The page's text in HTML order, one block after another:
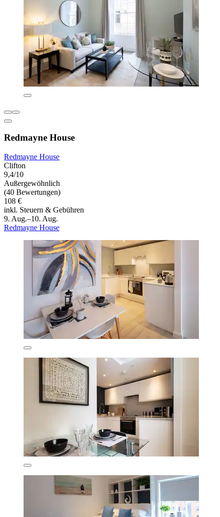
Redmayne House
Redmayne House
Clifton
9,4/10
Außergewöhnlich
(40 Bewertungen)
108 €
inkl. Steuern & Gebühren
9. Aug.–10. Aug.
Redmayne House